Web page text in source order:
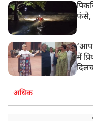
फंसे,
‘आप
में
अधिक